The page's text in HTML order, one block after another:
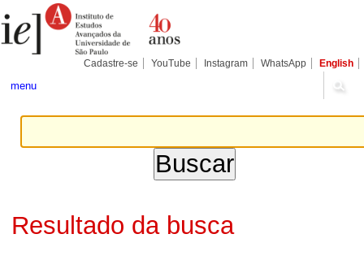
para
conteúdo.
Pessoais
Cadastre-se YouTube Instagram WhatsApp English
menu
Resultado da busca